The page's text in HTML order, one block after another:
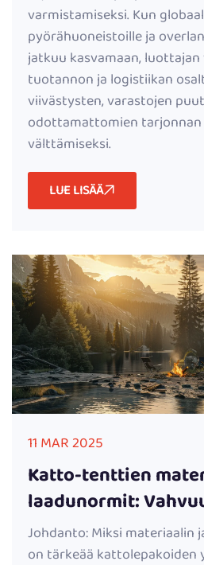
varmistamiseksi. Kun
pyörähuoneistoille ja
jatkuu kasvamaan,
tuotannon ja logistiikan
viivästysten, varastojen
odottamattomien
välttämiseksi.
LUE LISÄÄ
11 MAR 2025
Katto-tenttien
laadunormit:
turvallisuuden ja
varmistaminen
Johdanto: Miksi materiaalin
on tärkeää kattolepakoiden